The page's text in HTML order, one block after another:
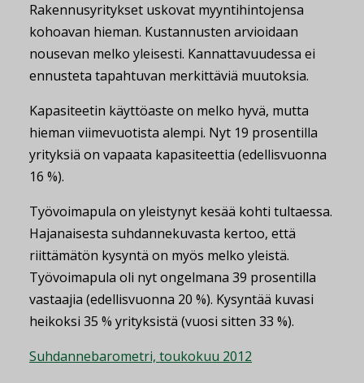
Rakennusyritykset uskovat myyntihintojensa
kohoavan hieman. Kustannusten arvioidaan
nousevan melko yleisesti. Kannattavuudessa ei
ennusteta tapahtuvan merkittäviä muutoksia.
Kapasiteetin käyttöaste on melko hyvä, mutta
hieman viimevuotista alempi. Nyt 19 prosentilla
yrityksiä on vapaata kapasiteettia (edellisvuonna
16 %).
Työvoimapula on yleistynyt kesää kohti tultaessa.
Hajanaisesta suhdannekuvasta kertoo, että
riittämätön kysyntä on myös melko yleistä.
Työvoimapula oli nyt ongelmana 39 prosentilla
vastaajia (edellisvuonna 20 %). Kysyntää kuvasi
heikoksi 35 % yrityksistä (vuosi sitten 33 %).
Suhdannebarometri, toukokuu 2012